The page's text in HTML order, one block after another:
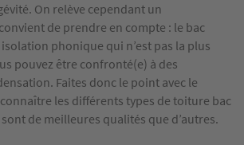
On relève cependant un
de prendre en compte : le bac
phonique qui n’est pas la plus
pouvez être confronté(e) à des
Faites donc le point avec le
les différents types de toiture bac
de meilleures qualités que d’autres.